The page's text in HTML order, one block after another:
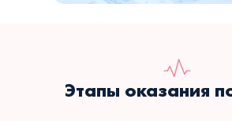
Этапы оказания